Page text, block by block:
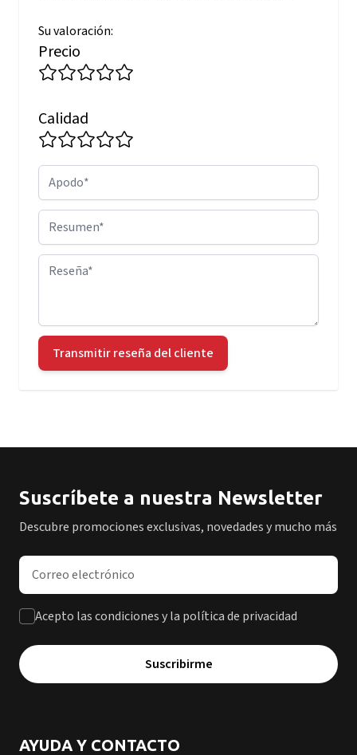
Su valoración:
Precio
Calidad
Apodo
Resumen
Reseña
Transmitir reseña del cliente
Suscríbete a nuestra Newsletter
Descubre promociones exclusivas, novedades y mucho más
Dirección de correo electrónico
Acepto las condiciones y la política de privacidad
Suscribirme
AYUDA Y CONTACTO